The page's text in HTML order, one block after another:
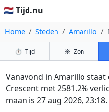
🇳🇱 Tijd.nu
Home Steden Amarillo
⏱️ Tijd ☀️ Zon
Vanavond in Amarillo
Crescent met 2581.2%
maan is 27 aug 2026, 23:18.